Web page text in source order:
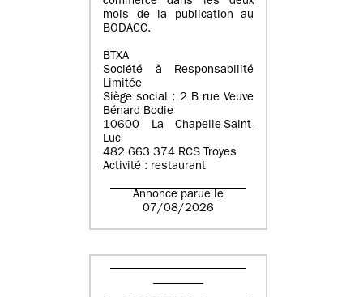
mois de la publication au
BODACC.
BTXA
Société à Responsabilité
Limitée
Siège social : 2 B rue Veuve
Bénard Bodie
10600 La Chapelle-Saint-
Luc
482 663 374 RCS Troyes
Activité : restaurant
Annonce parue le
07/08/2026